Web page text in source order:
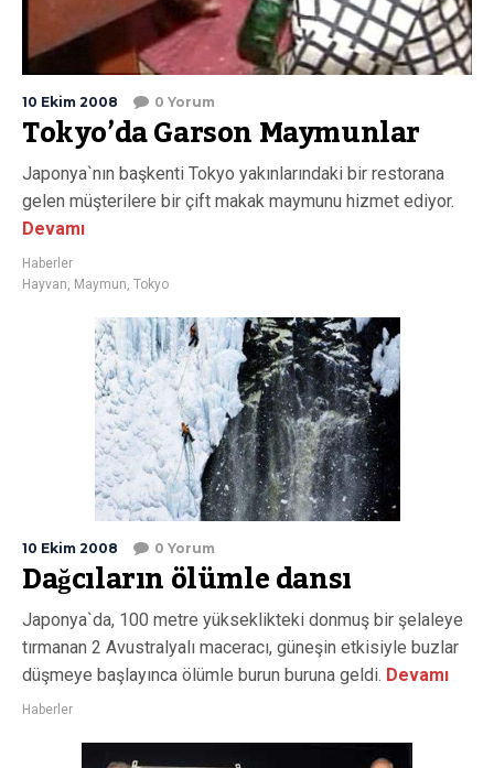
10 Ekim 2008 0 Yorum
Tokyo’da Garson Maymunlar
Japonya`nın başkenti Tokyo yakınlarındaki bir restorana
gelen müşterilere bir çift makak maymunu hizmet ediyor.
Devamı
Haberler
Hayvan Maymun Tokyo
10 Ekim 2008 0 Yorum
Dağcıların ölümle dansı
Japonya`da, 100 metre yükseklikteki donmuş bir şelaleye
tırmanan 2 Avustralyalı maceracı, güneşin etkisiyle buzlar
düşmeye başlayınca ölümle burun buruna geldi. Devamı
Haberler